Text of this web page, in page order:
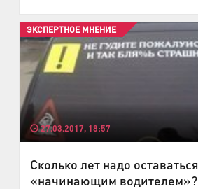
27.03.2017, 18:57
ЭКСПЕРТНОЕ МНЕНИЕ
Сколько лет надо оставаться
«начинающим водителем»?